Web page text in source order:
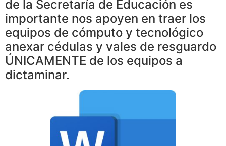
de la Secretaría de Educación es
importante nos apoyen en traer los
equipos de cómputo y tecnológico
anexar cédulas y vales de resguardo
ÚNICAMENTE de los equipos a
dictaminar.